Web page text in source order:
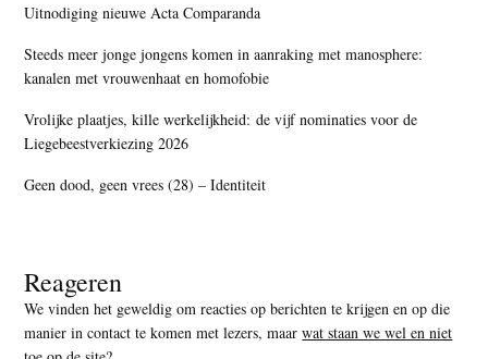
Uitnodiging nieuwe Acta Comparanda
Steeds meer jonge jongens komen in aanraking met manosphere:
kanalen met vrouwenhaat en homofobie
Vrolijke plaatjes, kille werkelijkheid: de vijf nominaties voor de
Liegebeestverkiezing 2026
Geen dood, geen vrees (28) – Identiteit
Reageren
We vinden het geweldig om reacties op berichten te krijgen en op die
manier in contact te komen met lezers, maarwat staan we wel en niet